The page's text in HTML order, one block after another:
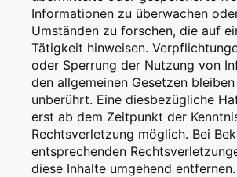
Informationen zu überwachen
Umständen zu forschen, die auf
Tätigkeit hinweisen.
oder Sperrung der Nutzung von
den allgemeinen Gesetzen
unberührt. Eine diesbezügliche
erst ab dem Zeitpunkt der
Rechtsverletzung möglich. Bei
entsprechenden
diese Inhalte umgehend entfernen.